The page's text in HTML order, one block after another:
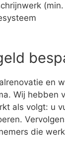
(min.
en
Wij
als volgt: u
die